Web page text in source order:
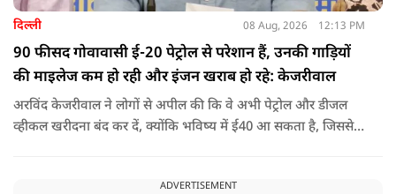
दिल्ली 08 Aug, 2026 12:13 PM
90 फीसद गोवावासी ई-20 पेट्रोल से परेशान हैं, उनकी गाड़ियों
की माइलेज कम हो रही और इंजन खराब हो रहे: केजरीवाल
अरविंद केजरीवाल ने लोगों से अपील की कि वे अभी पेट्रोल और डीजल
व्हीकल खरीदना बंद कर दें, क्योंकि भविष्य में ई40 आ सकता है, जिससे
ADVERTISEMENT